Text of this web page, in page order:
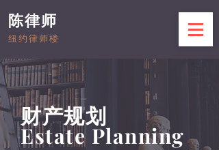
陈律师
纽约律师楼
财产规划
Estate Planning